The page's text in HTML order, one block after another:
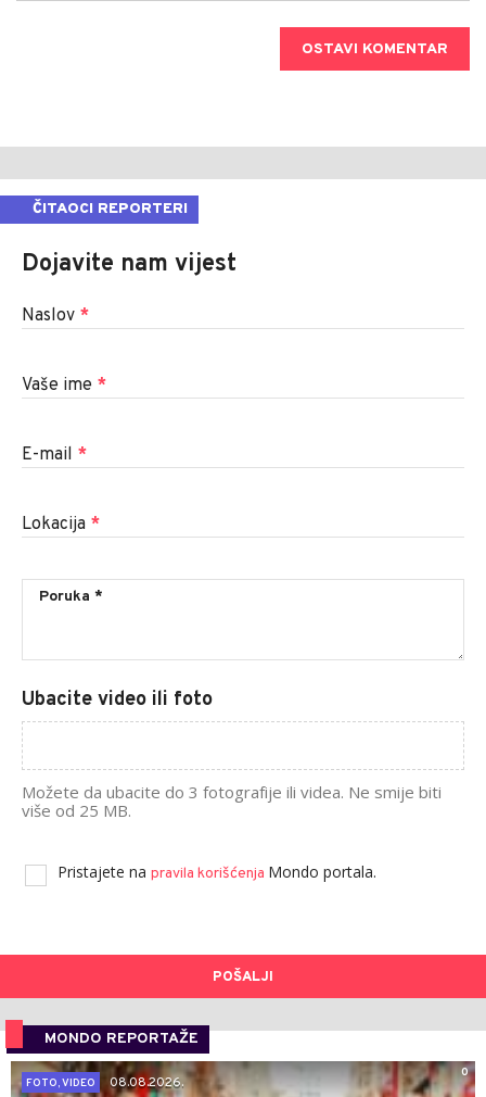
OSTAVI KOMENTAR
ČITAOCI REPORTERI
Dojavite nam vijest
Naslov *
Vaše ime *
E-mail *
Lokacija *
Ubacite video ili foto
Možete da ubacite do 3 fotografije ili videa. Ne smije biti
više od 25 MB.
Pristajete na pravila korišćenja Mondo portala.
POŠALJI
MONDO REPORTAŽE
0
FOTO, VIDEO
08.08.2026.